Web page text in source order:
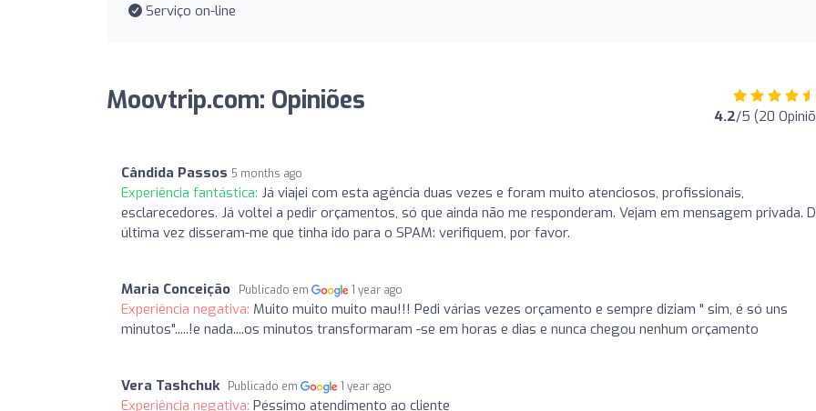
Serviço on-line
Moovtrip.com: Opiniões 4.2/5 (20
Cândida Passos 5 months ago
Experiência fantástica: Já viajei com esta agência duas vezes e foram muito atenciosos, profissionais,
esclarecedores. Já voltei a pedir orçamentos, só que ainda não me responderam. Vejam em mensagem privada.
última vez disseram-me que tinha ido para o SPAM: verifiquem, por favor.
Maria Conceição Publicado em 1 year ago
Experiência negativa: Muito muito muito mau!!! Pedi várias vezes orçamento e sempre diziam " sim, é só uns
minutos".....!e nada....os minutos transformaram -se em horas e dias e nunca chegou nenhum orçamento
Vera Tashchuk Publicado em 1 year ago
Experiência negativa: Péssimo atendimento ao cliente